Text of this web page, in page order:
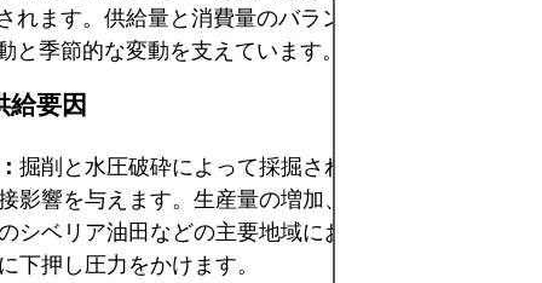
れます。供給量と消費量のバランスが、このエネル
と季節的な変動を支えています。
給要因
掘削と水圧破砕によって採掘される天然ガスの量は
影響を与えます。生産量の増加、特に米国のパーミ
シベリア油田などの主要地域における生産量の増加
下押し圧力をかけます。